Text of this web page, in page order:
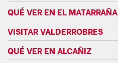
QUÉ VER EN EL MATARRAÑA
VISITAR VALDERROBRES
QUÉ VER EN ALCAÑIZ